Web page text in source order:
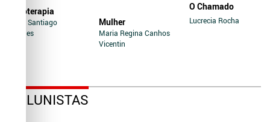
Soroterapia
Jairo Santiago
Novaes
Mulher
Maria Regina Canhos
Vicentin
O Chamado
Lucrecia Rocha
COLUNISTAS